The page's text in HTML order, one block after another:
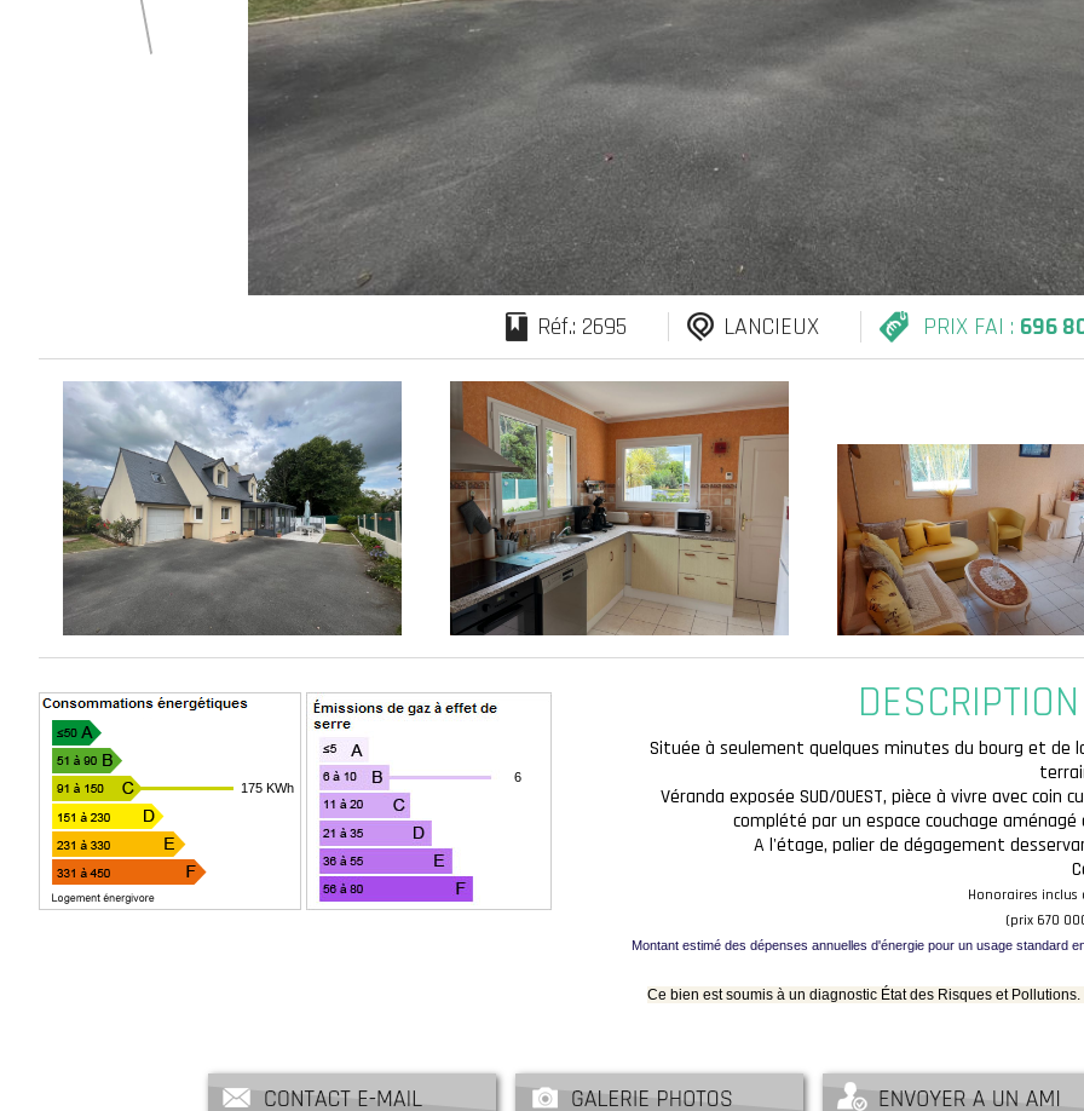
Réf.: 2695 LANCIEUX PRIX FAI : 696
175 KWh
6
Située à seulement quelques minutes du bourg et de
Véranda exposée SUD/OUEST, pièce à vivre avec
complété par un espace couchage
A l'étage, palier de dégagement
Honoraires inclus
(prix 670
Montant estimé des dépenses annuelles d'énergie pour un usage standard
Ce bien est soumis à un diagnostic État des Risques et